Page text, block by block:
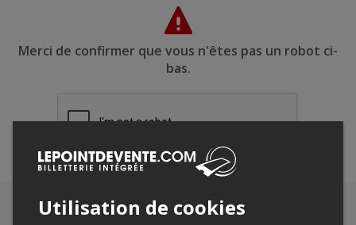
Merci de confirmer que vous n'êtes pas un robot ci-
bas.
Utilisation de cookies